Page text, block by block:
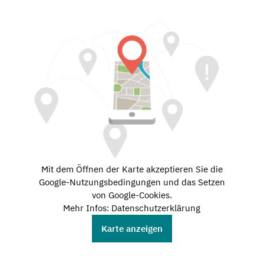
Mit dem Öffnen der Karte akzeptieren Sie die
Google-Nutzungsbedingungen und das Setzen
von Google-Cookies.
Mehr Infos: Datenschutzerklärung
Karte anzeigen